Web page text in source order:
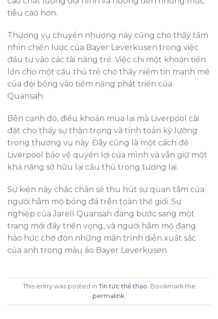
tiêu cao hơn.
Thương vụ chuyển nhượng này cũng cho thấy tầm
nhìn chiến lược của Bayer Leverkusen trong việc
đầu tư vào các tài năng trẻ. Việc chi một khoản tiền
lớn cho một cầu thủ trẻ cho thấy niềm tin mạnh mẽ
của đội bóng vào tiềm năng phát triển của
Quansah.
Bên cạnh đó, điều khoản mua lại mà Liverpool cài
đặt cho thấy sự thận trọng và tính toán kỹ lưỡng
trong thương vụ này. Đây cũng là một cách để
Liverpool bảo vệ quyền lợi của mình và vẫn giữ một
khả năng sở hữu lại cầu thủ trong tương lai.
Sự kiện này chắc chắn sẽ thu hút sự quan tâm của
người hâm mộ bóng đá trên toàn thế giới. Sự
nghiệp của Jarell Quansah đang bước sang một
trang mới đầy triển vọng, và người hâm mộ đang
háo hức chờ đón những màn trình diễn xuất sắc
của anh trong màu áo Bayer Leverkusen.
This entry was posted in Tin tức thể thao . Bookmark the
permalink